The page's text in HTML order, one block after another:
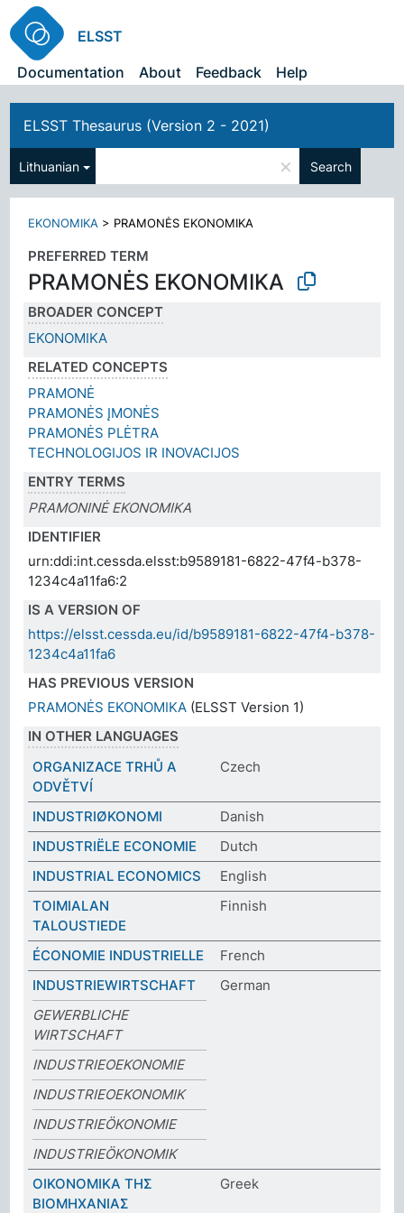
ELSST
Documentation
About Feedback Help
ELSST Thesaurus (Version 2 - 2021)
Lithuanian × Search
EKONOMIKA > PRAMONĖS EKONOMIKA
PREFERRED TERM
PRAMONĖS EKONOMIKA
BROADER CONCEPT
EKONOMIKA
RELATED CONCEPTS
PRAMONĖ
PRAMONĖS ĮMONĖS
PRAMONĖS PLĖTRA
TECHNOLOGIJOS IR INOVACIJOS
ENTRY TERMS
PRAMONINĖ EKONOMIKA
IDENTIFIER
urn:ddi:int.cessda.elsst:b9589181-6822-47f4-b378-
1234c4a11fa6:2
IS A VERSION OF
https://elsst.cessda.eu/id/b9589181-6822-47f4-b378-
1234c4a11fa6
HAS PREVIOUS VERSION
PRAMONĖS EKONOMIKA (ELSST Version 1)
IN OTHER LANGUAGES
ORGANIZACE TRHŮ A
ODVĚTVÍ
Czech
INDUSTRIØKONOMI
Danish
INDUSTRIËLE ECONOMIE
Dutch
INDUSTRIAL ECONOMICS
English
TOIMIALAN
TALOUSTIEDE
Finnish
ÉCONOMIE INDUSTRIELLE
French
INDUSTRIEWIRTSCHAFT
German
GEWERBLICHE
WIRTSCHAFT
INDUSTRIEOEKONOMIE
INDUSTRIEOEKONOMIK
INDUSTRIEÖKONOMIE
INDUSTRIEÖKONOMIK
ΟΙΚΟΝΟΜΙΚΑ ΤΗΣ
ΒΙΟΜΗΧΑΝΙΑΣ
Greek